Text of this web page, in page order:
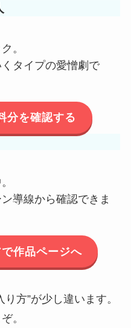
。
タイプの愛憎劇で
分を確認する
導線から確認できま
作品ページへ
方”が少し違います。
。